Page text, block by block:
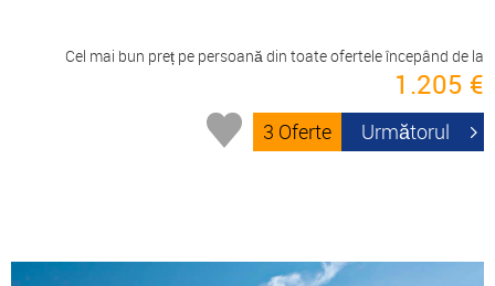
Cel mai bun preț pe persoană din toate ofertele începând de la
1.205 €
3 Oferte Următorul